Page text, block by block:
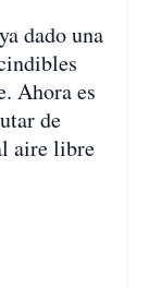
dado una
Ahora es
de
aire libre